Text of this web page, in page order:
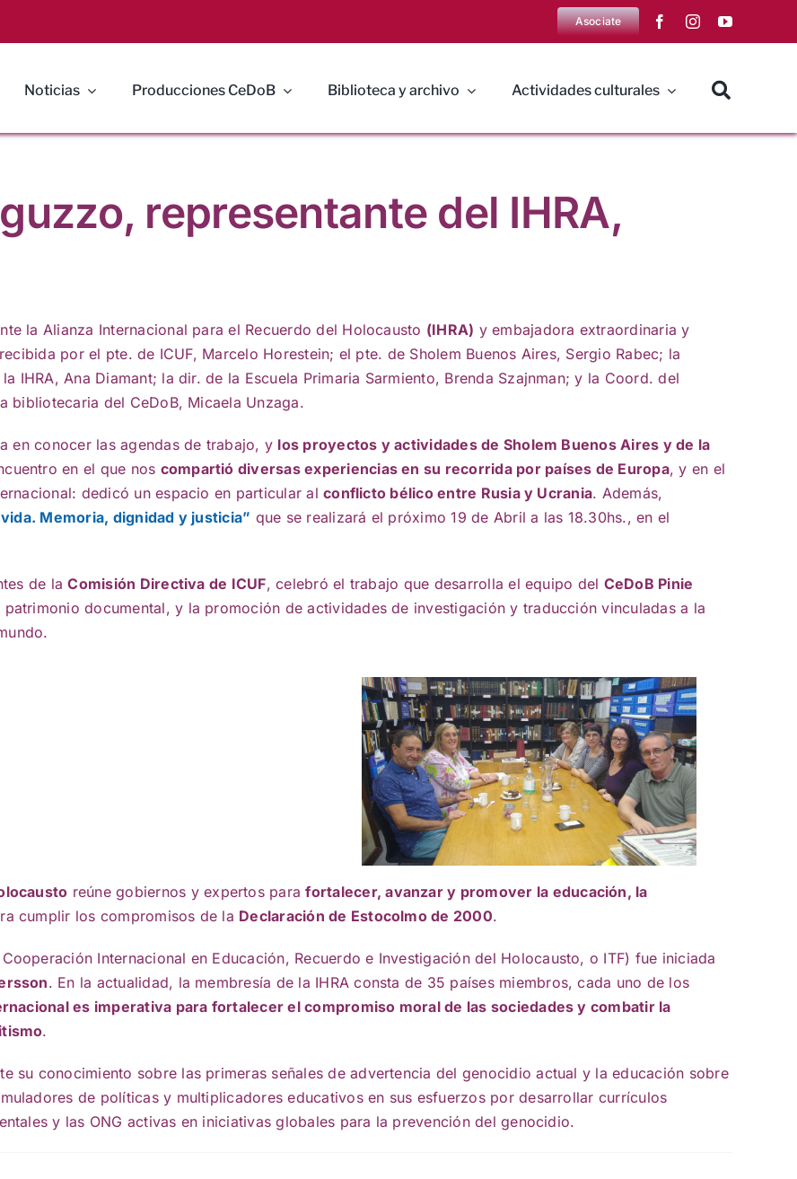
Asociate
Noticias Producciones CeDoB Biblioteca y archivo Actividades culturales
representante del IHRA,
la Alianza Internacional para el Recuerdo del Holocausto (IHRA) y embajadora extraordinaria y
por el pte. de ICUF, Marcelo Horestein; el pte. de Sholem Buenos Aires, Sergio Rabec; la
IHRA, Ana Diamant; la dir. de la Escuela Primaria Sarmiento, Brenda Szajnman; y la Coord. del
bibliotecaria del CeDoB, Micaela Unzaga.
en conocer las agendas de trabajo, y los proyectos y actividades de Sholem Buenos Aires y de la
en el que nos compartió diversas experiencias en su recorrida por países de Europa, y en el
dedicó un espacio en particular alconflicto bélico entre Rusia y Ucrania. Además,
Memoria, dignidad y justicia” que se realizará el próximo 19 de Abril a las 18.30hs., en el
de laComisión Directiva de ICUF, celebró el trabajo que desarrolla el equipo del CeDoB Pinie
documental, y la promoción de actividades de investigación y traducción vinculadas a la
reúne gobiernos y expertos parafortalecer, avanzar y promover la educación, la
cumplir los compromisos de la Declaración de Estocolmo de 2000.
Internacional en Educación, Recuerdo e Investigación del Holocausto, o ITF) fue iniciada
. En la actualidad, la membresía de la IHRA consta de 35 países miembros, cada uno de los
es imperativa para fortalecer el compromiso moral de las sociedades y combatir la
.
su conocimiento sobre las primeras señales de advertencia del genocidio actual y la educación sobre
de políticas y multiplicadores educativos en sus esfuerzos por desarrollar currículos
y las ONG activas en iniciativas globales para la prevención del genocidio.